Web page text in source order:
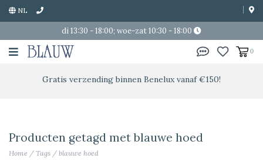
NL
di 13:30 - 18:00; woe-zat 10:30 - 18:00
0
Gratis verzending binnen Benelux vanaf €150!
Producten getagd met blauwe hoed
Home / Tags / blauwe hoed